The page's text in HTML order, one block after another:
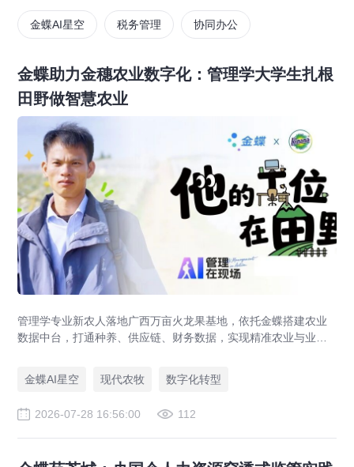
金蝶AI星空 税务管理 协同办公
金蝶助力金穗农业数字化：管理学大学生扎根
田野做智慧农业
管理学专业新农人落地广西万亩火龙果基地，依托金蝶搭建农业
数据中台，打通种养、供应链、财务数据，实现精准农业与业财
金蝶AI星空
现代农牧 数字化转型
2026-07-28 16:56:00 112